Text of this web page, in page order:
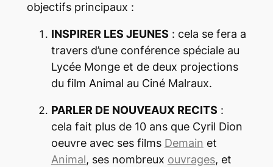
objectifs principaux :
INSPIRER LES JEUNES : cela se fera a
travers d’une conférence spéciale au
Lycée Monge et de deux projections
du film Animal au Ciné Malraux.
PARLER DE NOUVEAUX RECITS :
cela fait plus de 10 ans que Cyril Dion
oeuvre avec ses films Demain et
Animal, ses nombreux ouvrages, et